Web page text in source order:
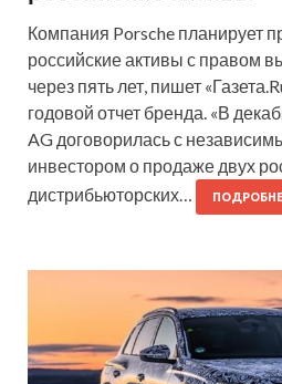
Компания Porsche планирует
российские активы с правом
через пять лет, пишет
годовой отчет бренда. «В
AG договорилась с
инвестором о продаже двух
дистрибьюторских…